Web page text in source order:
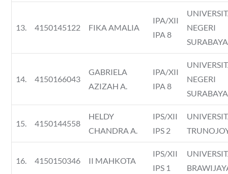
13. 4150145122 FIKA AMALIA
IPA/XII
IPA 8
NEGERI
SURABAYA
14. 4150166043
GABRIELA
AZIZAH A.
IPA/XII
IPA 8
NEGERI
SURABAYA
15. 4150144558
HELDY
CHANDRA A.
IPS/XII
IPS 2
16. 4150150346 II MAHKOTA
IPS/XII
IPS 1